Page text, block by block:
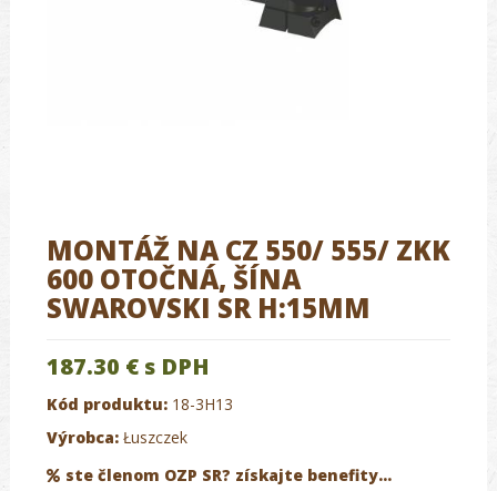
MONTÁŽ NA CZ 550/ 555/ ZKK
600 OTOČNÁ, ŠÍNA
SWAROVSKI SR H:15MM
187.30 € s DPH
Kód produktu: 18-3H13
Výrobca: Łuszczek
ste členom OZP SR? získajte benefity...